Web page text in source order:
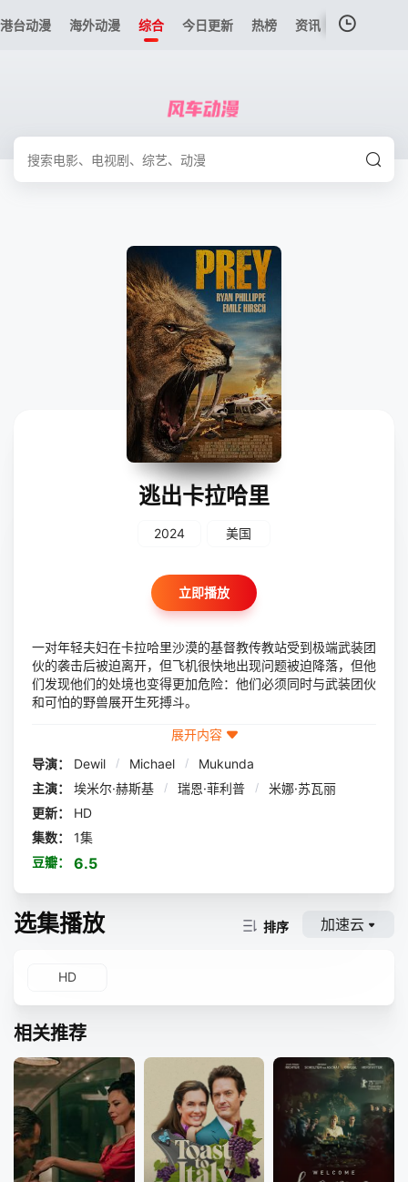
港台动漫 海外动漫 综合 今日更新 热榜 资讯
逃出卡拉哈里
2024 美国
立即播放
一对年轻夫妇在卡拉哈里沙漠的基督教传教站受到极端武装团
伙的袭击后被迫离开，但飞机很快地出现问题被迫降落，但他
们发现他们的处境也变得更加危险：他们必须同时与武装团伙
和可怕的野兽展开生死搏斗。
展开内容
导演：
Dewil / Michael /
Mukunda
主演：
埃米尔·赫斯基 / 瑞恩·菲利普 /
米娜·苏瓦丽
更新：
HD
集数：
1集
豆瓣：
6.5
选集播放 排序 加速云
HD
相关推荐